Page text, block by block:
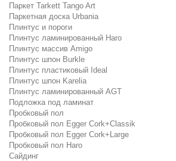
Паркет Tarkett Tango Art
Паркетная доска Urbania
Плинтус и пороги
Плинтус ламинированный Haro
Плинтус массив Amigo
Плинтус шпон Burkle
Плинтус пластиковый Ideal
Плинтус шпон Karelia
Плинтус ламинированный AGT
Подложка под ламинат
Пробковый пол
Пробковый пол Egger Cork+Classik
Пробковый пол Egger Cork+Large
Пробковый пол Haro
Сайдинг